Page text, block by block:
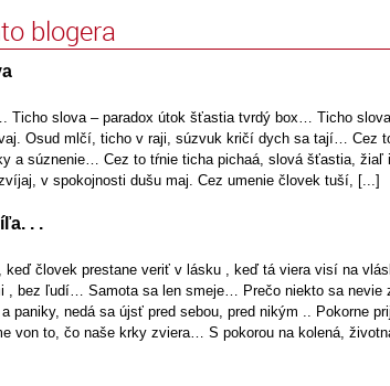
blogera
Ticho slova – paradox útok šťastia tvrdý box… Ticho
Osud mlčí, ticho v raji, súzvuk kričí dych sa tají… Cez
a súznenie… Cez to tŕnie ticha pichaá, slová šťastia,
v spokojnosti dušu maj. Cez umenie človek tuší, [...]
. .
keď človek prestane veriť v lásku , keď tá viera visí na
, bez ľudí… Samota sa len smeje… Prečo niekto sa nevie
paniky, nedá sa újsť pred sebou, pred nikým .. Pokorne
von to, čo naše krky zviera… S pokorou na kolená,